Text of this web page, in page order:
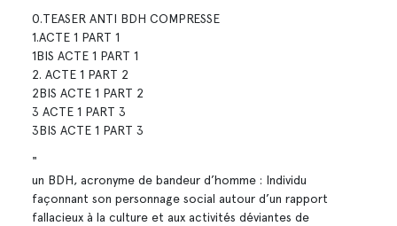
0.TEASER ANTI BDH COMPRESSE
1.ACTE 1 PART 1
1BIS ACTE 1 PART 1
2. ACTE 1 PART 2
2BIS ACTE 1 PART 2
3 ACTE 1 PART 3
3BIS ACTE 1 PART 3
"
un BDH, acronyme de bandeur d’homme : Individu
façonnant son personnage social autour d’un rapport
fallacieux à la culture et aux activités déviantes de